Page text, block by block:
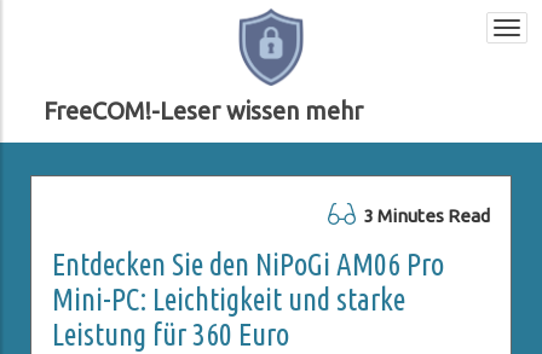
FreeCOM!-Leser wissen mehr
3 Minutes Read
Entdecken Sie den NiPoGi AM06 Pro
Mini-PC: Leichtigkeit und starke
Leistung für 360 Euro